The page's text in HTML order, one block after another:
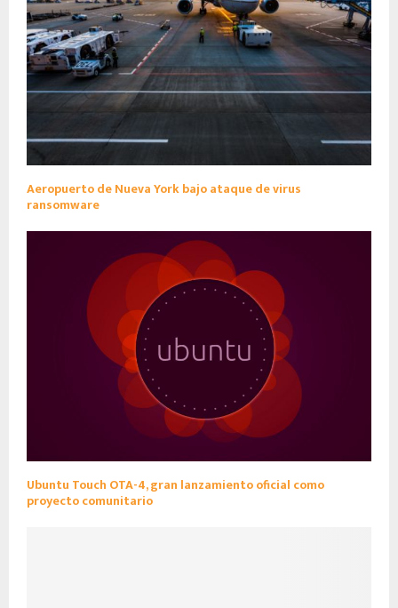
Aeropuerto de Nueva York bajo ataque de virus
ransomware
Ubuntu Touch OTA-4, gran lanzamiento oficial como
proyecto comunitario